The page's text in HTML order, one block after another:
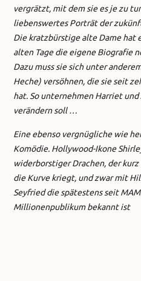
vergrätzt, mit dem sie es je zu
liebenswertes Porträt der
Die kratzbürstige alte Dame hat
alten Tage die eigene Biografie
Dazu muss sie sich unter
Heche) versöhnen, die sie seit
hat. So unternehmen Harriet
verändern soll …
Eine ebenso vergnügliche wie
Komödie. Hollywood-Ikone
widerborstiger Drachen, der
die Kurve kriegt, und zwar mit
Seyfried die spätestens seit
Millionenpublikum bekannt ist